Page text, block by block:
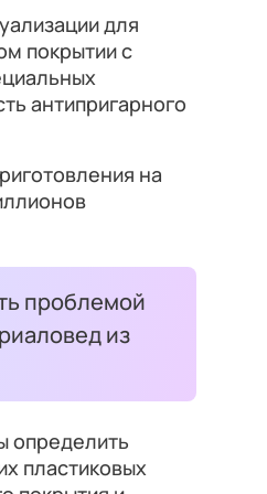
для
покрытии с
антипригарного
на
проблемой
из
определить
пластиковых